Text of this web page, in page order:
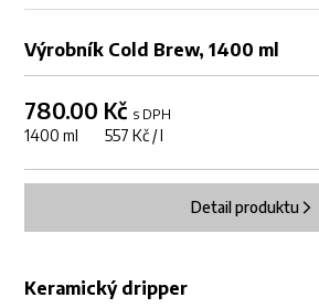
Výrobník Cold Brew, 1400 ml
780.00 Kč s DPH
1400 ml 557 Kč / l
Detail produktu
DOPRODEJ
Keramický dripper